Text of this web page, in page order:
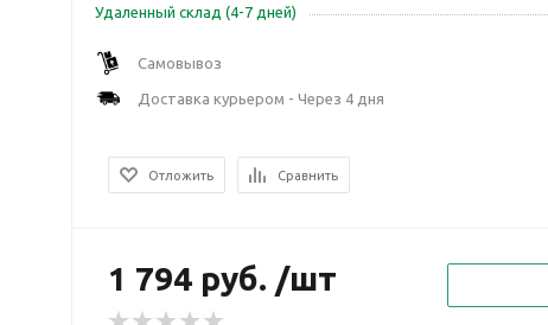
Удаленный склад (4-7 дней)
Самовывоз
Доставка курьером - Через 4 дня
Отложить Сравнить
1 794 руб. /шт